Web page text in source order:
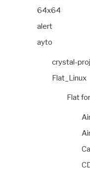
64x64
alert
ayto
crystal-
Flat_Linux
Flat